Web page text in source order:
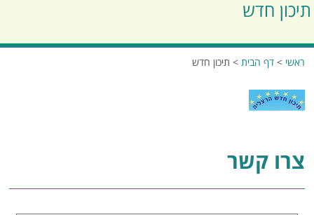
תיכון חדש
ראשי >דף הבית > תיכון חדש
צרו קשר